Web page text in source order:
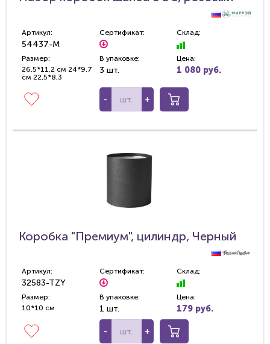
Артикул:
54437-M
Сертификат: Склад:
Размер:
26,5*11,2 см 24*9,7
см 22,5*8,3
В упаковке:
3 шт.
Цена:
1 080 руб.
- +
Коробка "Премиум", цилиндр, Черный
Артикул:
32583-TZY
Сертификат: Склад:
Размер:
10*10 см
В упаковке:
1 шт.
Цена:
179 руб.
- +